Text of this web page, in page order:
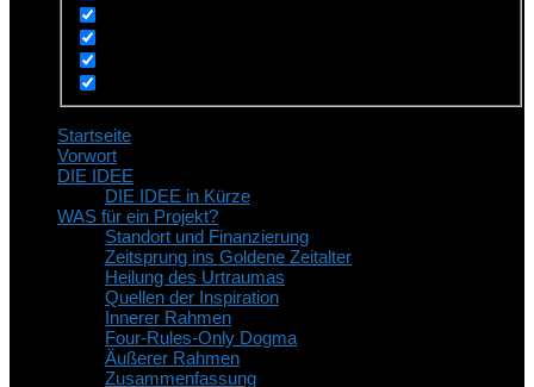
Startseite
Vorwort
DIE IDEE
DIE IDEE in Kürze
WAS für ein Projekt?
Standort und Finanzierung
Zeitsprung ins Goldene Zeitalter
Heilung des Urtraumas
Quellen der Inspiration
Innerer Rahmen
Four-Rules-Only Dogma
Äußerer Rahmen
Zusammenfassung